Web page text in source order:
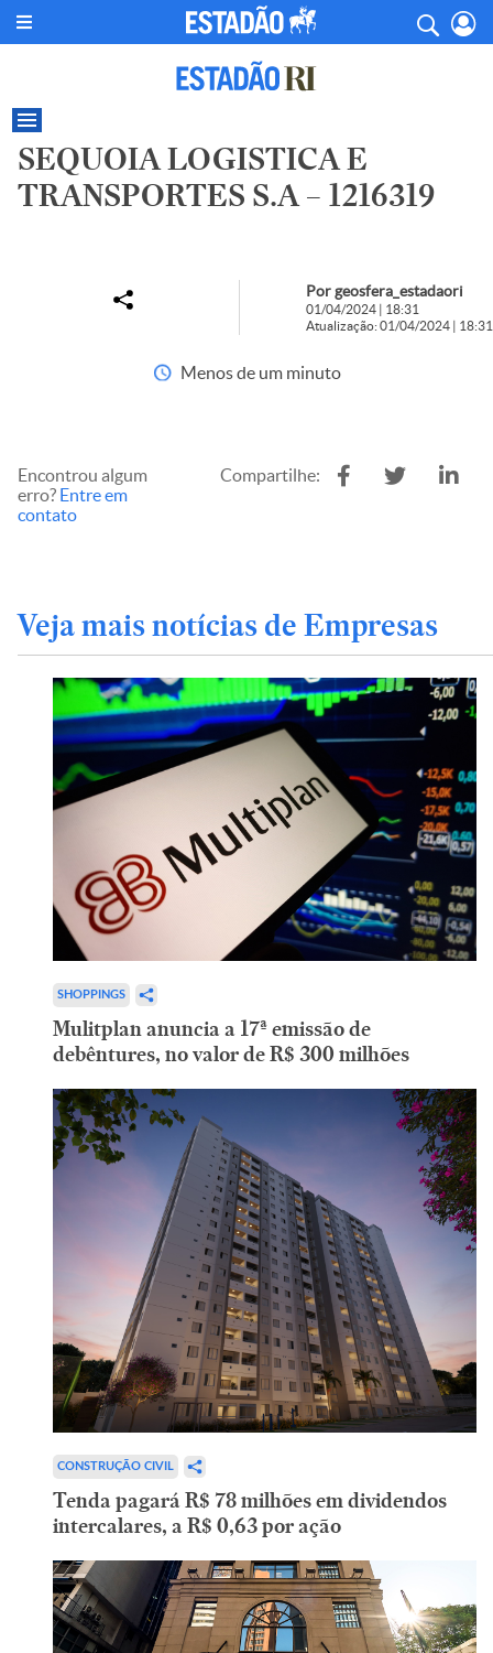
SEQUOIA LOGISTICA E
TRANSPORTES S.A – 1216319
Por geosfera_estadaori
01/04/2024 | 18:31
Atualização: 01/04/2024 | 18:31
Menos de um minuto
Encontrou algum
erro? Entre em
contato
Compartilhe:
Veja mais notícias de Empresas
SHOPPINGS
Mulitplan anuncia a 17ª emissão de
debêntures, no valor de R$ 300 milhões
CONSTRUÇÃO CIVIL
Tenda pagará R$ 78 milhões em dividendos
intercalares, a R$ 0,63 por ação